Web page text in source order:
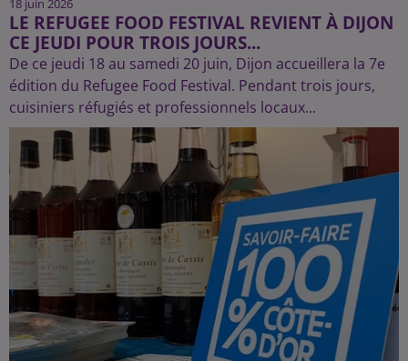
LE REFUGEE FOOD FESTIVAL REVIENT À DIJON
CE JEUDI POUR TROIS JOURS...
De ce jeudi 18 au samedi 20 juin, Dijon accueillera la 7e
édition du Refugee Food Festival. Pendant trois jours,
cuisiniers réfugiés et professionnels locaux...